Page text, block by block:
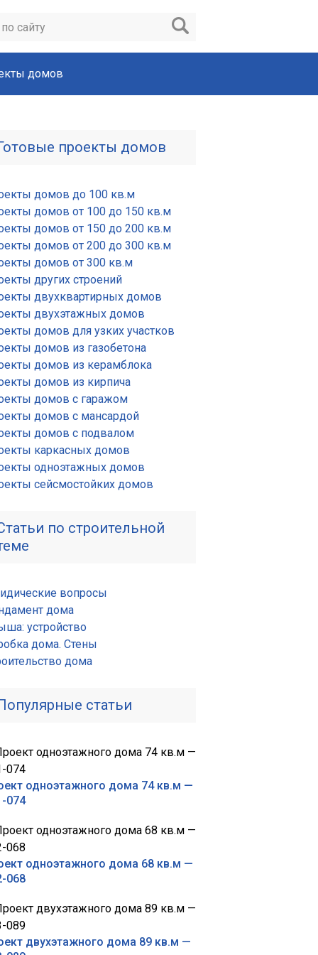
домов
проекты домов
домов до 100 кв.м
домов от 100 до 150 кв.м
домов от 150 до 200 кв.м
домов от 200 до 300 кв.м
домов от 300 кв.м
других строений
двухквартирных домов
двухэтажных домов
домов для узких участков
домов из газобетона
домов из керамблока
домов из кирпича
домов с гаражом
домов с мансардой
домов с подвалом
каркасных домов
одноэтажных домов
сейсмостойких домов
по строительной
вопросы
дома
устройство
дома. Стены
дома
статьи
одноэтажного дома 74 кв.м —
074
одноэтажного дома 68 кв.м —
068
двухэтажного дома 89 кв.м —